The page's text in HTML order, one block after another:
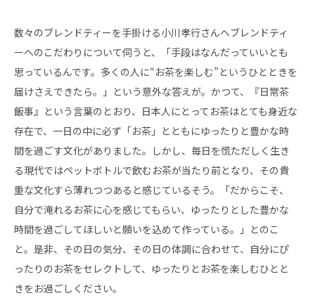
数々のブレンドティーを手掛ける小川孝行さんへブレンドティ
ーへのこだわりについて伺うと、「手段はなんだっていいとも
思っているんです。多くの人に“お茶を楽しむ”というひとときを
届けさえできたら。」という意外な答えが。かつて、『日常茶
飯事』という言葉のとおり、日本人にとってお茶はとても身近な
存在で、一日の中に必ず「お茶」とともにゆったりと豊かな時
間を過ごす文化がありました。しかし、毎日を慌ただしく生き
る現代ではペットボトルで飲むお茶が当たり前となり、その貴
重な文化すら薄れつつあると感じているそう。「だからこそ、
自分で淹れるお茶に心を感じてもらい、ゆったりとした豊かな
時間を過ごしてほしいと願いを込めて作っている。」とのこ
と。是非、その日の気分、その日の体調に合わせて、自分にぴ
ったりのお茶をセレクトして、ゆったりとお茶を楽しむひとと
きをお過ごしください。